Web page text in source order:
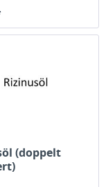
(doppelt